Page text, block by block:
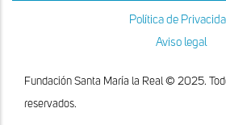
Política de
Aviso legal
Fundación Santa María la Real © 2025.
reservados.